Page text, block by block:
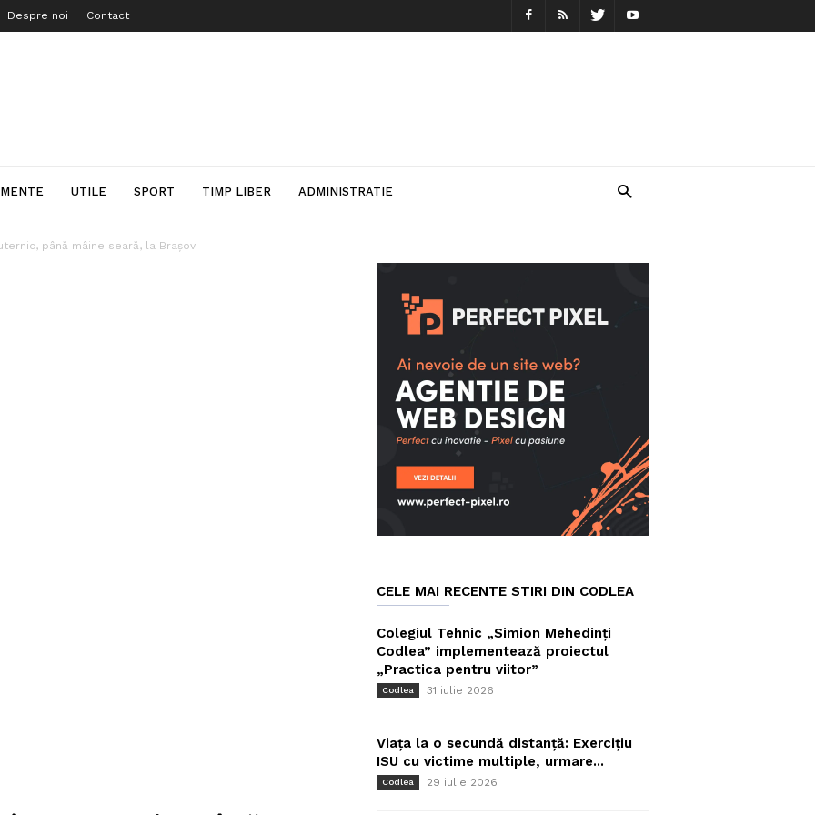
Despre noi Contact
UTILE SPORT TIMP LIBER ADMINISTRATIE
până mâine seară, la Brașov
CELE MAI RECENTE STIRI DIN CODLEA
Colegiul Tehnic „Simion Mehedinți
Codlea” implementează proiectul
„Practica pentru viitor”
Codlea 31 iulie 2026
Viața la o secundă distanță: Exercițiu
ISU cu victime multiple, urmare...
Codlea 29 iulie 2026